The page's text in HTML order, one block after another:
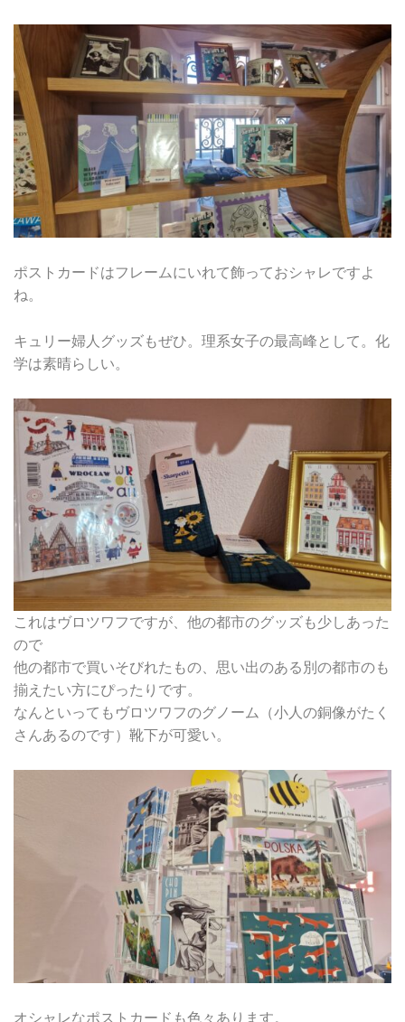
ポストカードはフレームにいれて飾っておシャレですよ
ね。
キュリー婦人グッズもぜひ。理系女子の最高峰として。化
学は素晴らしい。
これはヴロツワフですが、他の都市のグッズも少しあった
ので
他の都市で買いそびれたもの、思い出のある別の都市のも
揃えたい方にぴったりです。
なんといってもヴロツワフのグノーム（小人の銅像がたく
さんあるのです）靴下が可愛い。
オシャレなポストカードも色々あります。